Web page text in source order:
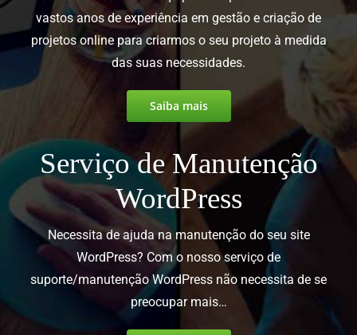
vastos anos de experiência em gestão e criação de
projetos online para criarmos o seu projeto à medida
das suas necessidades.
Saiba mais
Serviço de Manutenção
WordPress
Necessita de ajuda na manutenção do seu site
WordPress? Com o nosso serviço de
suporte/manutenção WordPress não necessita de se
preocupar mais…